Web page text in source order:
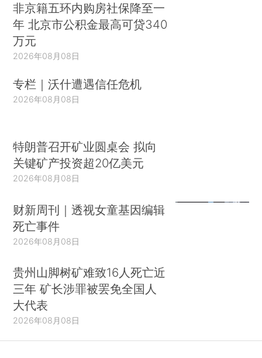
非京籍五环内购房社保降至一
年 北京市公积金最高可贷340
万元
2026年08月08日
专栏｜沃什遭遇信任危机
2026年08月08日
特朗普召开矿业圆桌会 拟向
关键矿产投资超20亿美元
2026年08月08日
财新周刊｜透视女童基因编辑
死亡事件
2026年08月08日
贵州山脚树矿难致16人死亡近
三年 矿长涉罪被罢免全国人
大代表
2026年08月08日